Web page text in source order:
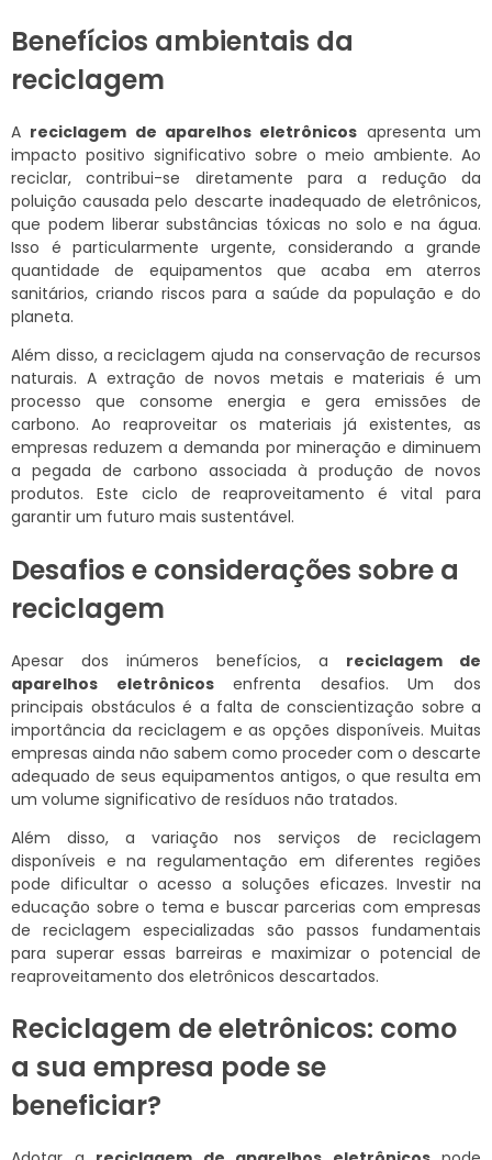
Benefícios ambientais da
reciclagem
A reciclagem de aparelhos eletrônicos apresenta um
impacto positivo significativo sobre o meio ambiente. Ao
reciclar, contribui-se diretamente para a redução da
poluição causada pelo descarte inadequado de eletrônicos,
que podem liberar substâncias tóxicas no solo e na água.
Isso é particularmente urgente, considerando a grande
quantidade de equipamentos que acaba em aterros
sanitários, criando riscos para a saúde da população e do
planeta.
Além disso, a reciclagem ajuda na conservação de recursos
naturais. A extração de novos metais e materiais é um
processo que consome energia e gera emissões de
carbono. Ao reaproveitar os materiais já existentes, as
empresas reduzem a demanda por mineração e diminuem
a pegada de carbono associada à produção de novos
produtos. Este ciclo de reaproveitamento é vital para
garantir um futuro mais sustentável.
Desafios e considerações sobre a
reciclagem
Apesar dos inúmeros benefícios, a reciclagem de
aparelhos eletrônicosenfrenta desafios. Um dos
principais obstáculos é a falta de conscientização sobre a
importância da reciclagem e as opções disponíveis. Muitas
empresas ainda não sabem como proceder com o descarte
adequado de seus equipamentos antigos, o que resulta em
um volume significativo de resíduos não tratados.
Além disso, a variação nos serviços de reciclagem
disponíveis e na regulamentação em diferentes regiões
pode dificultar o acesso a soluções eficazes. Investir na
educação sobre o tema e buscar parcerias com empresas
de reciclagem especializadas são passos fundamentais
para superar essas barreiras e maximizar o potencial de
reaproveitamento dos eletrônicos descartados.
Reciclagem de eletrônicos: como
a sua empresa pode se
beneficiar?